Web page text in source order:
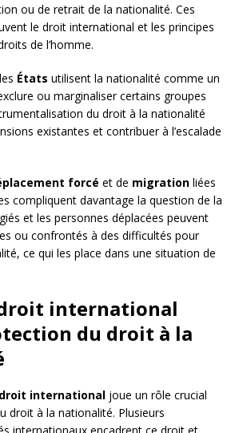
ou de retrait de la nationalité. Ces
le droit international et les principes
de l’homme.
États utilisent la nationalité comme un
ou marginaliser certains groupes
du droit à la nationalité
existantes et contribuer à l’escalade
forcé et de migration liées
compliquent davantage la question de la
et les personnes déplacées peuvent
ou confrontés à des difficultés pour
ce qui les place dans une situation de
international
du droit à la
droit international joue un rôle crucial
droit à la nationalité. Plusieurs